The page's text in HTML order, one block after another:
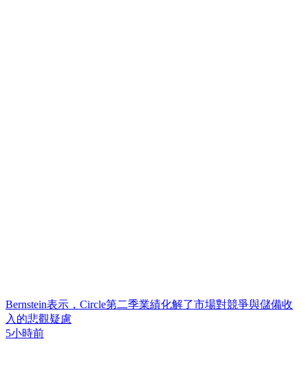
Bernstein表示，Circle第二季業績化解了市場對競爭與儲備收
入的悲觀疑慮
5小時前